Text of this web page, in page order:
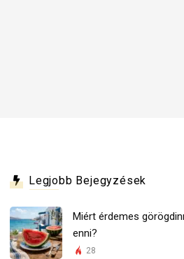
Legjobb Bejegyzések
Miért érdemes
enni?
28